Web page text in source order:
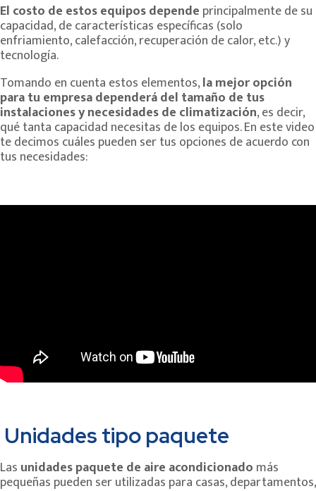
El costo de estos equipos depende principalmente de su
capacidad, de características específicas (solo
enfriamiento, calefacción, recuperación de calor, etc.) y
tecnología.
Tomando en cuenta estos elementos,la mejor opción
para tu empresa dependerá del tamaño de tus
instalaciones y necesidades de climatización, es decir,
qué tanta capacidad necesitas de los equipos. En este video
te decimos cuáles pueden ser tus opciones de acuerdo con
tus necesidades:
Unidades tipo paquete
Las unidades paquete de aire acondicionado más
pequeñas pueden ser utilizadas para casas, departamentos,